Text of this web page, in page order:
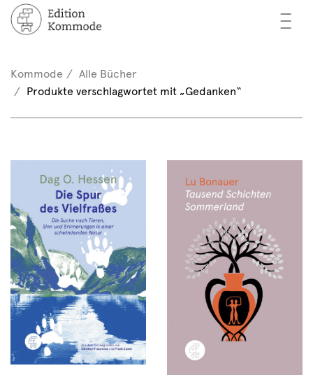
—
—
—
/ Registrieren
(0)
Kommode
Alle Bücher
Produkte verschlagwortet mit „Gedanken“